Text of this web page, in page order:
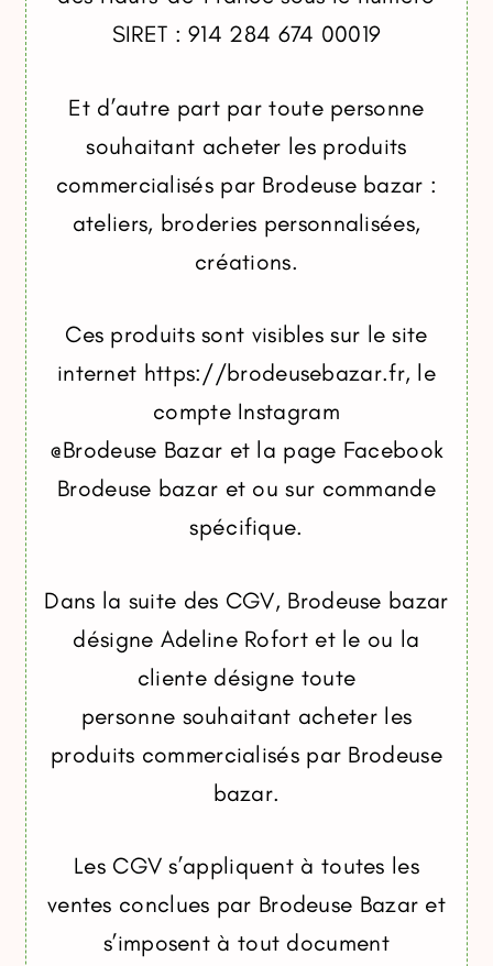
SIRET : 914 284 674 00019
Et d’autre part par toute personne
souhaitant acheter les produits
commercialisés par Brodeuse bazar :
ateliers, broderies personnalisées,
créations.
Ces produits sont visibles sur le site
internet https://brodeusebazar.fr, le
compte Instagram
@Brodeuse Bazar et la page Facebook
Brodeuse bazar et ou sur commande
spécifique.
Dans la suite des CGV, Brodeuse bazar
désigne Adeline Rofort et le ou la
cliente désigne toute
personne souhaitant acheter les
produits commercialisés par Brodeuse
bazar.
Les CGV s’appliquent à toutes les
ventes conclues par Brodeuse Bazar et
s’imposent à tout document